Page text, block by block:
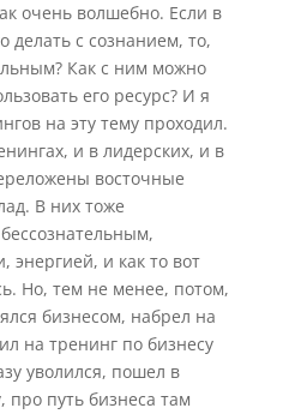
очень волшебно. Если в
с сознанием, то,
Как с ним можно
его ресурс? И я
на эту тему проходил.
и в лидерских, и в
восточные
В них тоже
энергией, и как то вот
Но, тем не менее, потом,
бизнесом, набрел на
на тренинг по бизнесу
уволился, пошел в
про путь бизнеса там